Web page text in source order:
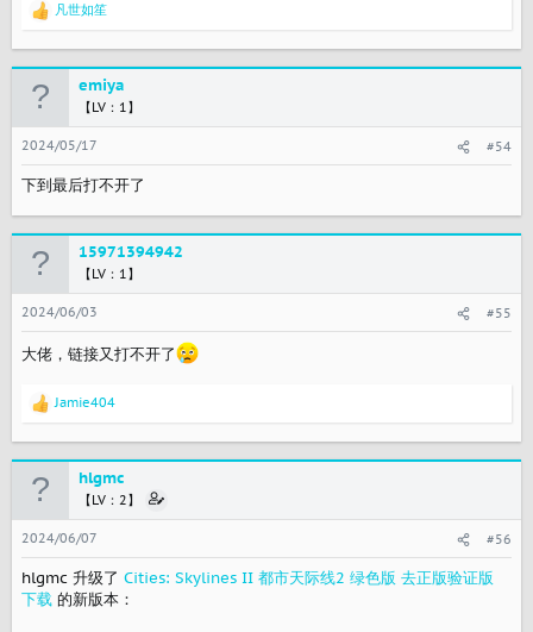
反
：
凡世如笙
emiya
【LV：1】
2024/05/17 #54
下到最后打不开了
15971394942
【LV：1】
2024/06/03 #55
大佬，链接又打不开了
反
：
Jamie404
hlgmc
【LV：2】
2024/06/07 #56
hlgmc 升级了 Cities: Skylines II 都市天际线2 绿色版 去正版验证版
下载 的新版本：